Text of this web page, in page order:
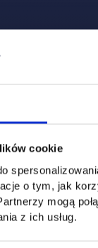
cookie
o tym, jak
mogą
z ich usług.